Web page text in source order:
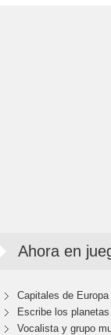
Ahora en
Capitales de
Escribe los
Vocalista y grupo